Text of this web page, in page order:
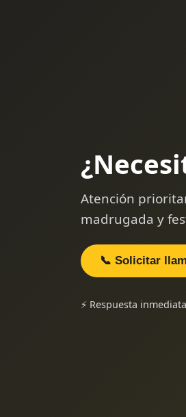
Atención
madrugada y
📞 Solicitar
⚡ Respuesta inmediata